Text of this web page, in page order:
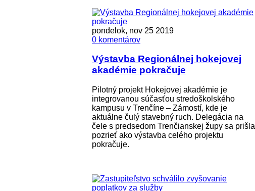
pondelok, nov 25 2019
0 komentárov
Výstavba Regionálnej hokejovej
akadémie pokračuje
Pilotný projekt Hokejovej akadémie je
integrovanou súčasťou stredoškolského
kampusu v Trenčíne – Zámostí, kde je
aktuálne čulý stavebný ruch. Delegácia na
čele s predsedom Trenčianskej župy sa prišla
pozrieť ako výstavba celého projektu
pokračuje.